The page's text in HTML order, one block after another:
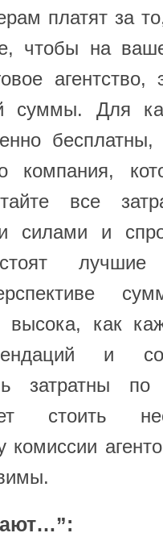
платят за
чтобы на
агентство,
суммы. Для
компания,
все
силами и
стоят
высока, как
и
затратны
стоить
комиссии